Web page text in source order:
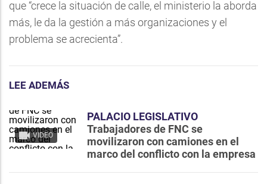
que “crece la situación de calle, el ministerio la aborda
más, le da la gestión a más organizaciones y el
problema se acrecienta”.
LEE ADEMÁS
VIDEO
PALACIO LEGISLATIVO
Trabajadores de FNC se
movilizaron con camiones en el
marco del conflicto con la empresa